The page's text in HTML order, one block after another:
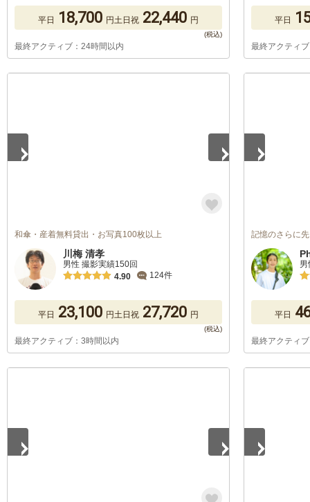
平日 18,700 円土日祝 22,440 円
最終アクティブ：24時間以内
平日
最終アクティ
和傘・産着無料貸出・お写真100枚以上
川梅 清孝
男性 撮影実績150回
4.90
124件
平日 23,100 円土日祝 27,720 円
最終アクティブ：3時間以内
記憶のさらに
平日
最終アクティ